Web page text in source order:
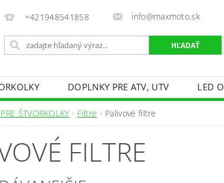
+421948541858 info@maxmoto.sk
DOPLNKY PRE ATV, UTV LED
ŠTVORKOLKY Filtre Palivové filtre
FILTRE